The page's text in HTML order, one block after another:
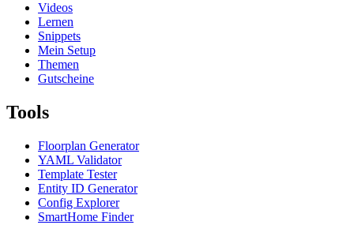
Videos
Lernen
Snippets
Mein Setup
Themen
Gutscheine
Tools
Floorplan Generator
YAML Validator
Template Tester
Entity ID Generator
Config Explorer
SmartHome Finder